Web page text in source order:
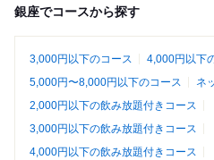
銀座でコースから探す
3,000円以下のコース
4,000円以下
5,000円〜8,000円以下のコース
ネ
2,000円以下の飲み放題付きコース
3,000円以下の飲み放題付きコース
4,000円以下の飲み放題付きコース